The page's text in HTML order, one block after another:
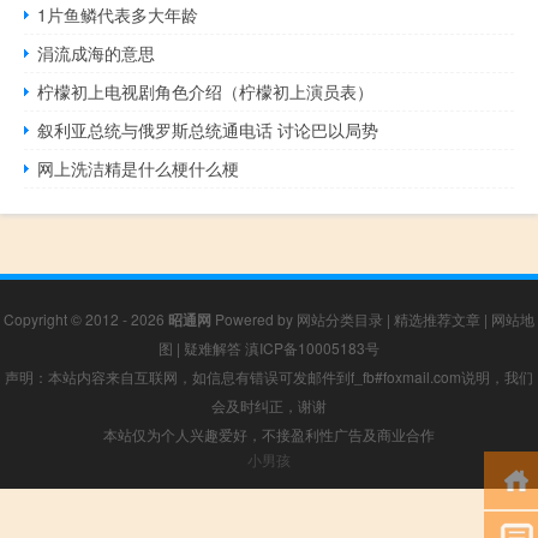
1片鱼鳞代表多大年龄
涓流成海的意思
柠檬初上电视剧角色介绍（柠檬初上演员表）
叙利亚总统与俄罗斯总统通电话 讨论巴以局势
网上洗洁精是什么梗什么梗
Copyright © 2012 - 2026 昭通网 Powered by 网站分类目录 | 精选推荐文章 | 网站地
图 | 疑难解答 滇ICP备10005183号
声明：本站内容来自互联网，如信息有错误可发邮件到f_fb#foxmail.com说明，我们
会及时纠正，谢谢
本站仅为个人兴趣爱好，不接盈利性广告及商业合作
小男孩